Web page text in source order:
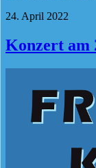
24. April 2022
Konzert am